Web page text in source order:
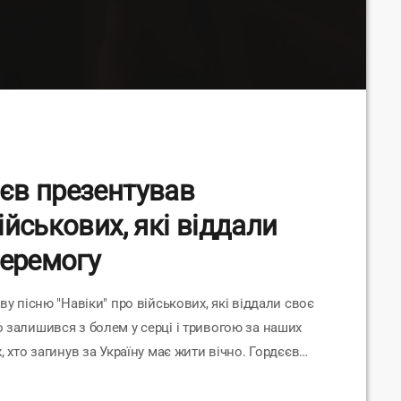
презентував
які віддали
"Навіки" про військових, які віддали своє
з болем у серці і тривогою за наших
загинув за Україну має жити вічно. Гордєєв
людям полегшення і зцілять їхню душу. "У